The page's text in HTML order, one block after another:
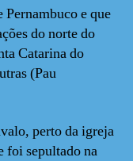
e que
do norte do
Catarina do
(Pau
, perto da igreja
foi sepultado na